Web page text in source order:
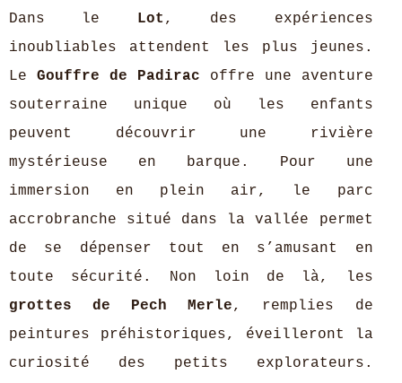
Dans le Lot , des expériences
inoubliables attendent les plus jeunes.
Le Gouffre de Padirac offre une aventure
souterraine unique où les enfants
peuvent découvrir une rivière
mystérieuse en barque. Pour une
immersion en plein air, le parc
accrobranche situé dans la vallée permet
de se dépenser tout en s’amusant en
toute sécurité. Non loin de là, les
grottes de Pech Merle, remplies de
peintures préhistoriques, éveilleront la
curiosité des petits explorateurs.